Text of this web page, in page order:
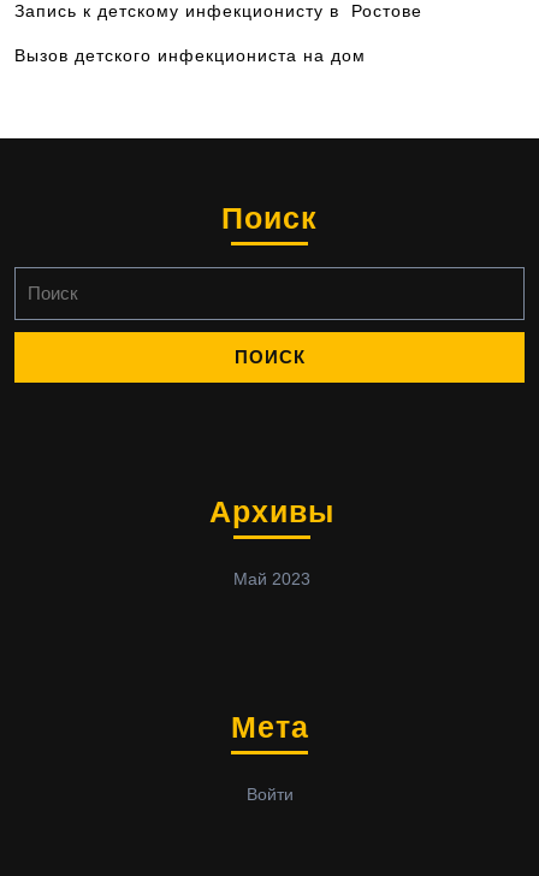
Запись к детскому инфекционисту в Ростове
Вызов детского инфекциониста на дом
Поиск
Архивы
Май 2023
Мета
Войти